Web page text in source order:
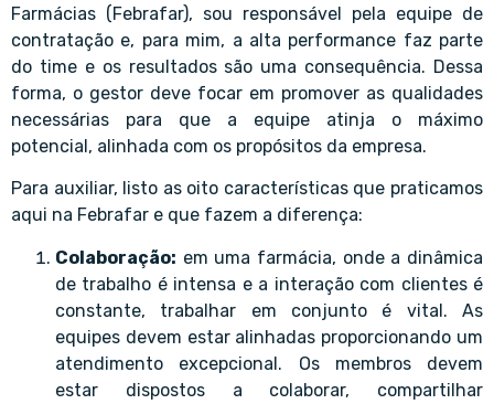
Farmácias (Febrafar), sou responsável pela equipe de
contratação e, para mim, a alta performance faz parte
do time e os resultados são uma consequência. Dessa
forma, o gestor deve focar em promover as qualidades
necessárias para que a equipe atinja o máximo
potencial, alinhada com os propósitos da empresa.
Para auxiliar, listo as oito características que praticamos
aqui na Febrafar e que fazem a diferença:
Colaboração: em uma farmácia, onde a dinâmica
de trabalho é intensa e a interação com clientes é
constante, trabalhar em conjunto é vital. As
equipes devem estar alinhadas proporcionando um
atendimento excepcional. Os membros devem
estar dispostos a colaborar, compartilhar